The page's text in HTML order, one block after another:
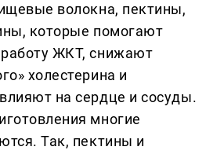
волокна, пектины,
которые помогают
ЖКТ, снижают
холестерина и
на сердце и сосуды.
многие
Так, пектины и